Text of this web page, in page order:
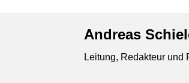
Andreas
Leitung, Redakteur und